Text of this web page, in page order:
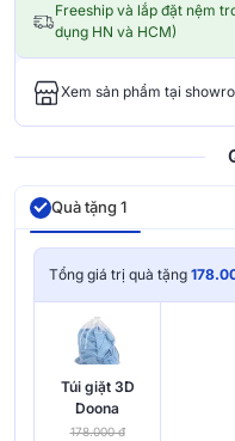
Freeship và lắp đặt nệm
dụng HN và HCM)
Xem sản phẩm tại
Quà tặng 1
Tổng giá trị quà tặng
Túi giặt 3D
Doona
178.000 đ